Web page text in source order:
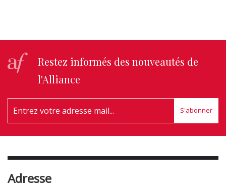
Restez informés des nouveautés de
l'Alliance
S'abonner
Adresse